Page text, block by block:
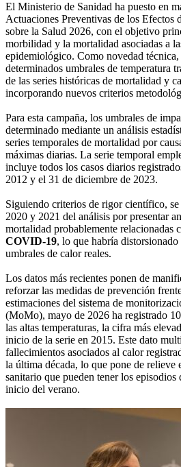
El Ministerio de Sanidad ha puesto en
Actuaciones Preventivas de los Efectos
sobre la Salud 2026, con el objetivo
morbilidad y la mortalidad asociadas a
epidemiológico. Como novedad técnica,
determinados umbrales de temperatura
de las series históricas de mortalidad y
incorporando nuevos criterios
Para esta campaña, los umbrales de
determinado mediante un análisis
series temporales de mortalidad por
máximas diarias. La serie temporal
incluye todos los casos diarios
2012 y el 31 de diciembre de 2023.
Siguiendo criterios de rigor científico, se
2020 y 2021 del análisis por presentar
mortalidad probablemente relacionadas
COVID-19, lo que habría
umbrales de calor reales.
Los datos más recientes ponen de
reforzar las medidas de prevención
estimaciones del sistema de
(MoMo), mayo de 2026 ha registrado
las altas temperaturas, la cifra más
inicio de la serie en 2015. Este dato
fallecimientos asociados al calor
la última década, lo que pone de relieve
sanitario que pueden tener los episodios
inicio del verano.